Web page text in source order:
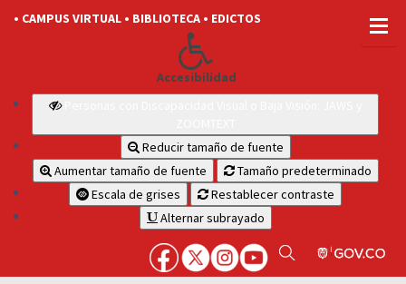
• CAMPUS VIRTUAL • BIBLIOTECA • EDICTOS
Accesibilidad
Reducir tamaño de fuente
Aumentar tamaño de fuente
Tamaño predeterminado
Escala de grises
Restablecer contraste
Alternar subrayado